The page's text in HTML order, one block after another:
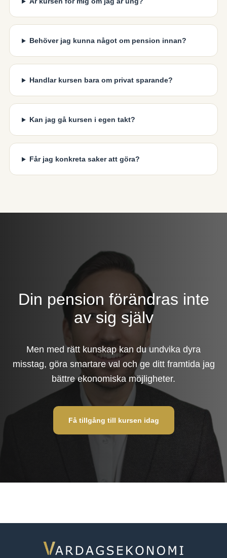
Behöver jag kunna något om pension innan?
Handlar kursen bara om privat sparande?
Kan jag gå kursen i egen takt?
Får jag konkreta saker att göra?
Din pension förändras inte
av sig själv
Men med rätt kunskap kan du undvika dyra
misstag, göra smartare val och ge ditt framtida jag
bättre ekonomiska möjligheter.
Få tillgång till kursen idag